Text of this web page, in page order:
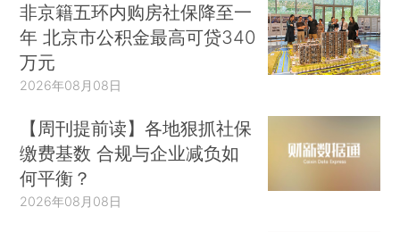
非京籍五环内购房社保降至一
年 北京市公积金最高可贷340
万元
2026年08月08日
【周刊提前读】各地狠抓社保
缴费基数 合规与企业减负如
何平衡？
2026年08月08日